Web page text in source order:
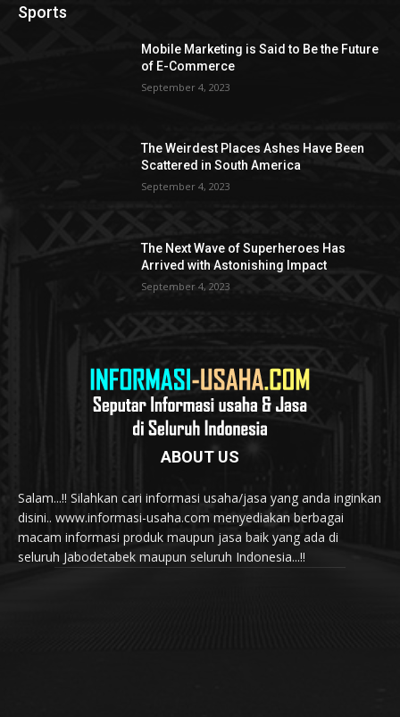
Sports
Mobile Marketing is Said to Be the Future
of E-Commerce
September 4, 2023
The Weirdest Places Ashes Have Been
Scattered in South America
September 4, 2023
The Next Wave of Superheroes Has
Arrived with Astonishing Impact
September 4, 2023
ABOUT US
Salam...!! Silahkan cari informasi usaha/jasa yang anda inginkan
disini.. www.informasi-usaha.com menyediakan berbagai
macam informasi produk maupun jasa baik yang ada di
seluruh Jabodetabek maupun seluruh Indonesia...!!